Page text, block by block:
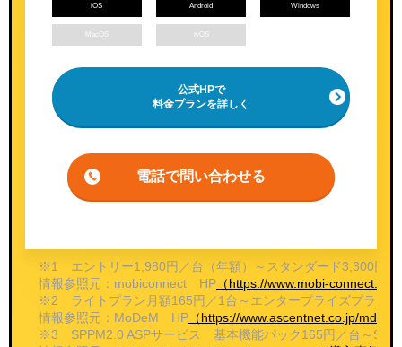
iOS Android Windows
MacOS tvOS
公式HPで
料金プランを詳しく
電話で問い合わせる
※1 エントリー1,980円／台（年額）～スタンダード3,300円
情報参照元：mobiconnect HP （https://www.mobi-
※2 ライトプラン月額165円／1台～エンタープライズプラン
情報参照元：MoDeM HP （https://www.ascentnet.co.jp/mdm-
※3 SPPM2.0 ASPサービス 基本機能パック165円／台～